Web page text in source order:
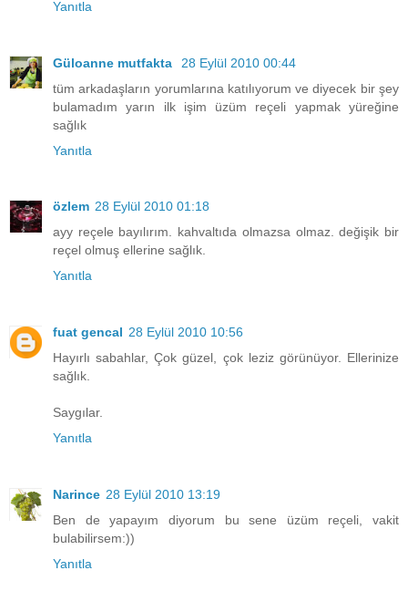
Yanıtla
Güloanne mutfakta
28 Eylül 2010 00:44
tüm arkadaşların yorumlarına katılıyorum ve diyecek bir şey
bulamadım yarın ilk işim üzüm reçeli yapmak yüreğine
sağlık
Yanıtla
özlem 28 Eylül 2010 01:18
ayy reçele bayılırım. kahvaltıda olmazsa olmaz. değişik bir
reçel olmuş ellerine sağlık.
Yanıtla
fuat gencal 28 Eylül 2010 10:56
Hayırlı sabahlar, Çok güzel, çok leziz görünüyor. Ellerinize
sağlık.
Saygılar.
Yanıtla
Narince 28 Eylül 2010 13:19
Ben de yapayım diyorum bu sene üzüm reçeli, vakit
bulabilirsem:))
Yanıtla